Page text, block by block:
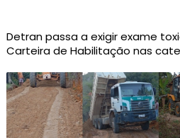
Detran passa a exigir exame
Carteira de Habilitação nas